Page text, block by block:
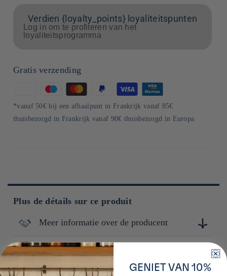
Verdien {loyalty_points} loyaliteitspunten
Log in om te profiteren van het
loyaliteitsprogramma
Gratis verzending
Betaalmethoden
*vanaf 50€ bij een afhaalpunt in Frankrijk vanaf 85€
thuisbezorgd in Frankrijk vanaf 90€ thuisbezorgd in Europa
Plus de détails sur ce produit
Meer informatie over de producent
Maeda, fondée en 1924 et située à Uwajima dans la région
d'Ehime, se spécialise dans la fabrication de produits
alimentaires à base de céréales, notamment de l'orge et du
Instructions
- au micro-onde : soulevez légèrement l'opercule et chauffez
Conservation GENIET VAN 10%